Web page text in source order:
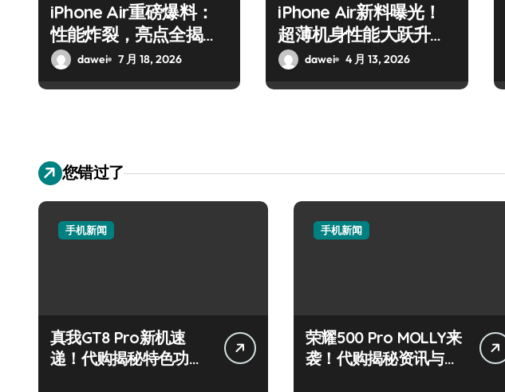
iPhone Air重磅爆料：
性能炸裂，亮点全揭
秘！dawei 7 月 18, 2026
iPhone Air新料曝光！
超薄机身性能大跃升引
热议dawei 4 月 13, 2026
您错过了
手机新闻
真我GT8 Pro新机速
递！代购揭秘特色功
手机新闻
荣耀500 Pro MOLLY来
袭！代购揭秘资讯与超